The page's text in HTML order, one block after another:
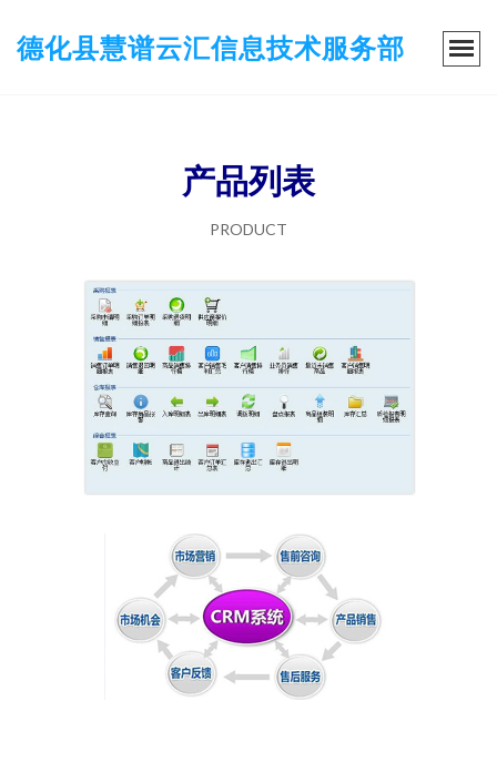
德化县慧谱云汇信息技术服务部
产品列表
PRODUCT